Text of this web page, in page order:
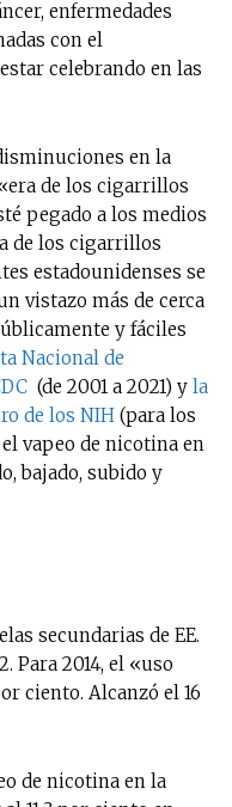
enfermedades
con el
celebrando en las
en la
de los cigarrillos
pegado a los medios
de los cigarrillos
estadounidenses se
vistazo más de cerca
y fáciles
Nacional de
(de 2001 a 2021) y la
de los NIH (para los
vapeo de nicotina en
bajado, subido y
secundarias de EE.
Para 2014, el «uso
ciento. Alcanzó el 16
de nicotina en la